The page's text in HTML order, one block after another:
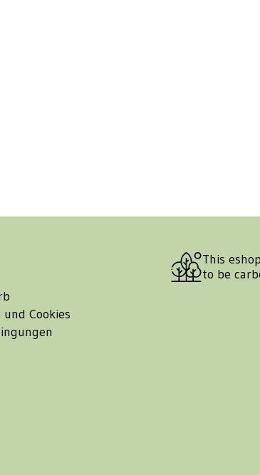
Cookies
This
to be